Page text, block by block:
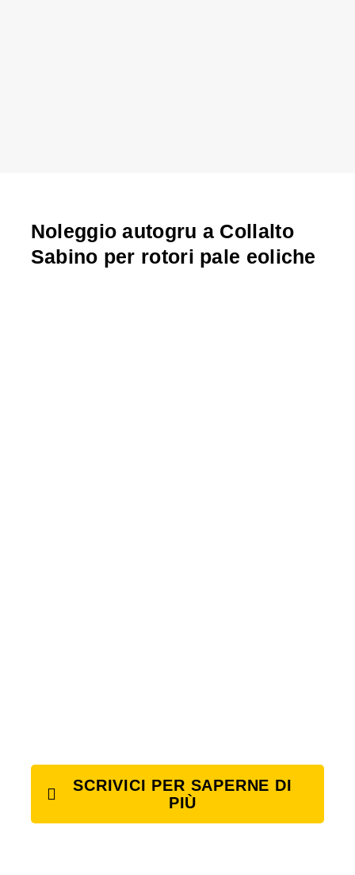
Noleggio autogru a Collalto
Sabino per rotori pale eoliche
SCRIVICI PER SAPERNE DI
PIÙ